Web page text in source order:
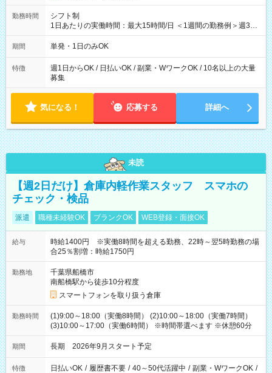
勤務時間
シフト制
1日あたりの実働時間：最大15時間/日 ＜1週間の勤務例＞週3回
勤務 勤務：月・水・金 休み：火・木・土・日 好きな時にお仕事
可能です！ ※1日あたりの最大実働時間は日勤、夜勤共に勤務し
期間 単発・1日のみOK
特徴
週1日からOK / 日払いOK / 副業・WワークOK / 10名以上の大量
募集
気になる！ 応募する 詳細へ
未読
【週2日だけ】倉庫内軽作業スタッフ スマホの
チェック・検品
派遣 職種未経験OK ブランクOK WEB登録・面接OK
給与
時給1400円 ※実働8時間を超える勤務、22時～翌5時勤務の場
合25％割増：時給1750円
勤務地
千葉県船橋市
南船橋駅から徒歩10分程度
スマートフォンを取り扱う倉庫
勤務時間
(1)9:00～18:00（実働8時間） (2)10:00～18:00（実働7時間）
(3)10:00～17:00（実働6時間） ※時間帯選べます ※休憩60分
期間 長期 2026年9月スタート予定
特徴 日払いOK / 履歴書不要 / 40～50代活躍中 / 副業・WワークOK /